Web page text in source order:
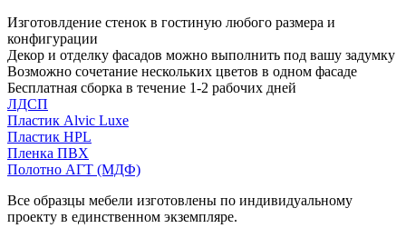
Изготовлдение стенок в гостиную любого размера и
конфигурации
Декор и отделку фасадов можно выполнить под вашу задумку
Возможно сочетание нескольких цветов в одном фасаде
Бесплатная сборка в течение 1-2 рабочих дней
ЛДСП
Пластик Alvic Luxe
Пластик HPL
Пленка ПВХ
Полотно АГТ (МДФ)
Все образцы мебели изготовлены по индивидуальному
проекту в единственном экземпляре.